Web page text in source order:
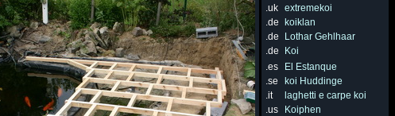
.uk extremekoi
.de
koiklan
.de
Lothar Gehlhaar
.de
Koi
.es
El Estanque
.se
koi Huddinge
.it
laghetti e carpe koi
.us
Koiphen